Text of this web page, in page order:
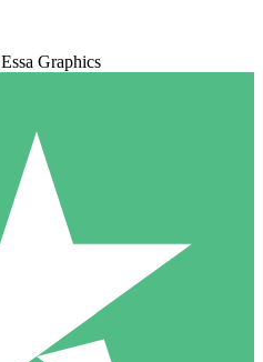
Essa Graphics